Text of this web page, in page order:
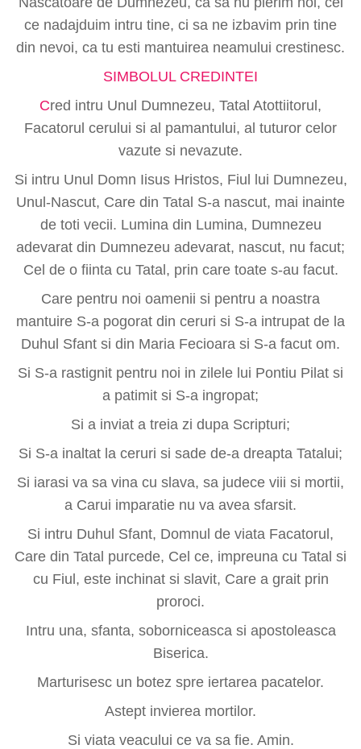
ce nadajduim intru tine, ci sa ne izbavim prin tine
din nevoi, ca tu esti mantuirea neamului crestinesc.
SIMBOLUL CREDINTEI
Cred intru Unul Dumnezeu, Tatal Atottiitorul,
Facatorul cerului si al pamantului, al tuturor celor
vazute si nevazute.
Si intru Unul Domn Iisus Hristos, Fiul lui Dumnezeu,
Unul-Nascut, Care din Tatal S-a nascut, mai inainte
de toti vecii. Lumina din Lumina, Dumnezeu
adevarat din Dumnezeu adevarat, nascut, nu facut;
Cel de o fiinta cu Tatal, prin care toate s-au facut.
Care pentru noi oamenii si pentru a noastra
mantuire S-a pogorat din ceruri si S-a intrupat de la
Duhul Sfant si din Maria Fecioara si S-a facut om.
Si S-a rastignit pentru noi in zilele lui Pontiu Pilat si
a patimit si S-a ingropat;
Si a inviat a treia zi dupa Scripturi;
Si S-a inaltat la ceruri si sade de-a dreapta Tatalui;
Si iarasi va sa vina cu slava, sa judece viii si mortii,
a Carui imparatie nu va avea sfarsit.
Si intru Duhul Sfant, Domnul de viata Facatorul,
Care din Tatal purcede, Cel ce, impreuna cu Tatal si
cu Fiul, este inchinat si slavit, Care a grait prin
proroci.
Intru una, sfanta, soborniceasca si apostoleasca
Biserica.
Marturisesc un botez spre iertarea pacatelor.
Astept invierea mortilor.
Si viata veacului ce va sa fie. Amin.